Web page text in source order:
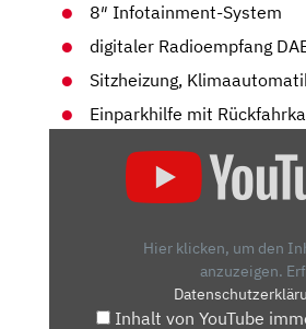
8″ Infotainment-System
digitaler Radioempfang
Sitzheizung,
Einparkhilfe mit
Hier klicken, um den
anzuzeigen.
Inhalt von YouTube